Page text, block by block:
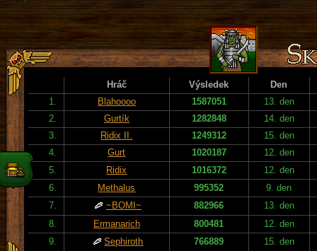
Hráč Výsledek
Den
1.
Blahoooo 1587051
13. den
2.
Gurtík 1282848
14. den
3.
Ridix II. 1249312
15. den
4.
Gurt 1020187
12. den
5.
Ridix 1016372
12. den
6.
Methalus 995352
9. den
7.
~BOMI~ 882966
13. den
8.
Ermanarich 800481
12. den
9.
Sephiroth 766889
15. den